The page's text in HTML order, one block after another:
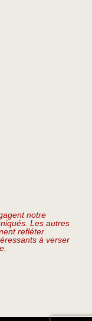
notre
Les autres
refléter
à verser